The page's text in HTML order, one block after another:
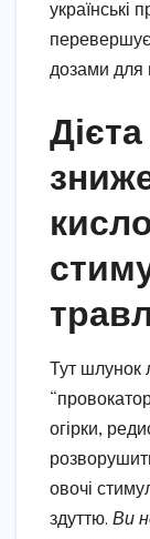
українські
дозами для
Тут шлунок
огірки,
овочі
здуттю. Ви